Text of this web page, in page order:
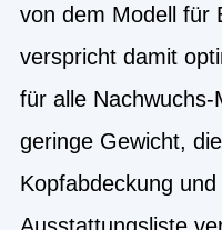
von dem Modell für
verspricht damit
für alle
geringe Gewicht,
Kopfabdeckung